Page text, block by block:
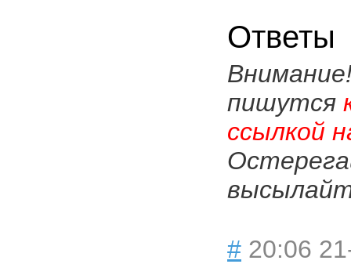
Ответы
пишутся
ссылкой
# 20:06